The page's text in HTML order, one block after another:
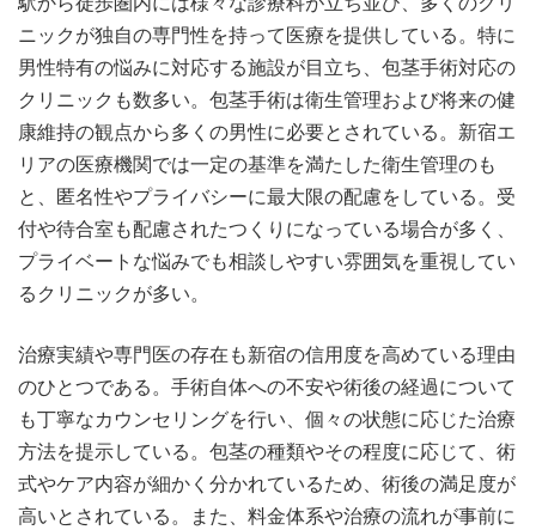
ニックが独自の専門性を持って医療を提供している。特に
男性特有の悩みに対応する施設が目立ち、包茎手術対応の
クリニックも数多い。包茎手術は衛生管理および将来の健
康維持の観点から多くの男性に必要とされている。新宿エ
リアの医療機関では一定の基準を満たした衛生管理のも
と、匿名性やプライバシーに最大限の配慮をしている。受
付や待合室も配慮されたつくりになっている場合が多く、
プライベートな悩みでも相談しやすい雰囲気を重視してい
るクリニックが多い。
治療実績や専門医の存在も新宿の信用度を高めている理由
のひとつである。手術自体への不安や術後の経過について
も丁寧なカウンセリングを行い、個々の状態に応じた治療
方法を提示している。包茎の種類やその程度に応じて、術
式やケア内容が細かく分かれているため、術後の満足度が
高いとされている。また、料金体系や治療の流れが事前に